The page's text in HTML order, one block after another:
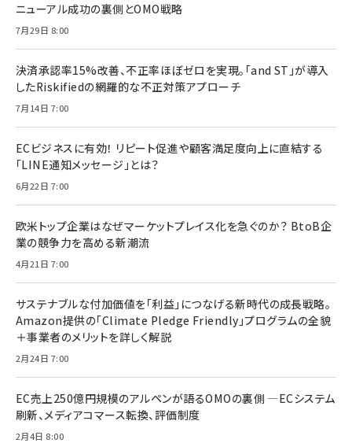
ニューアル成功の裏側とOMO戦略
7月29日 8:00
決済承認率15%改善、不正率ほぼゼロを実現。「and ST」が導入
したRiskifiedの網羅的な不正対策アプローチ
7月14日 7:00
ECビジネスに有効！ リピート促進や顧客満足度向上に直結する
「LINE通知メッセージ」とは？
6月22日 7:00
欧米トップ企業はなぜマーケットプレイス化を急ぐのか？ BtoB企
業の競争力を高める新潮流
4月21日 7:00
サステナブルな付加価値を「利益」につなげる新時代の成長戦略。
Amazon提供の「Climate Pledge Friendly」プログラムの全貌
＋事業者のメリットを詳しく解説
2月24日 7:00
EC売上250億円規模のアルペンが語るOMOの裏側 ―ECシステム
刷新、メディアコマース転換、評価制度
2月4日 8:00